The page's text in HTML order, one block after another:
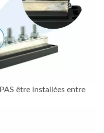
être installées entre